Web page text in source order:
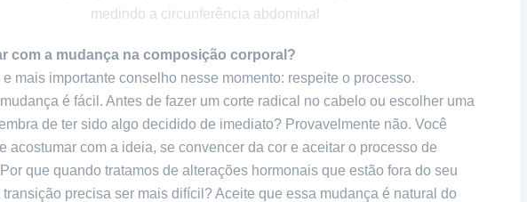
com a mudança na composição corporal?
e mais importante conselho nesse momento: respeite o processo.
é fácil. Antes de fazer um corte radical no cabelo ou escolher uma
de ter sido algo decidido de imediato? Provavelmente não. Você
acostumar com a ideia, se convencer da cor e aceitar o processo de
que quando tratamos de alterações hormonais que estão fora do seu
transição precisa ser mais difícil? Aceite que essa mudança é natural do